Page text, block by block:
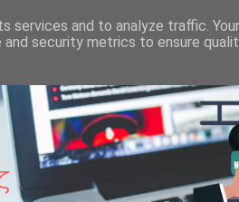
services and to analyze traffic.
security metrics to ensure